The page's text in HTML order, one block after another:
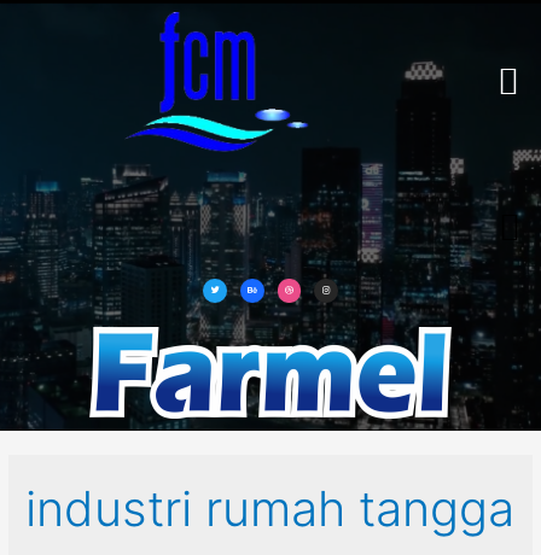
industri rumah tangga